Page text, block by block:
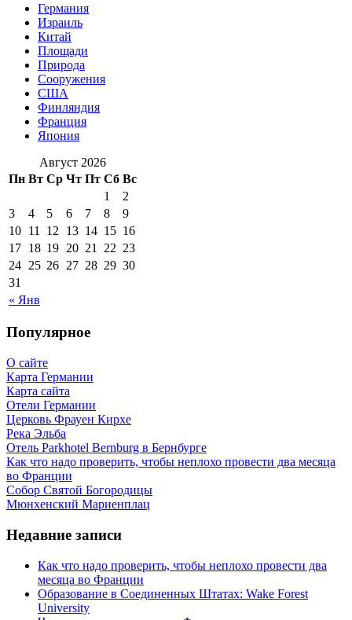
Германия
Израиль
Китай
Площади
Природа
Сооружения
США
Финляндия
Франция
Япония
Август 2026
Пн Вт Ср Чт Пт Сб Вс
« Янв
1
2
3
4 5 6 7 8
9
10 11 12 13 14 15 16
17 18 19 20 21 22 23
24 25 26 27 28 29 30
31
Популярное
О сайте
Карта Германии
Карта сайта
Отели Германии
Церковь Фрауен Кирхе
Река Эльба
Отель Parkhotel Bernburg в Бернбурге
Как что надо проверить, чтобы неплохо провести два месяца
во Франции
Собор Святой Богородицы
Мюнхенский Мариенплац
Недавние записи
Как что надо проверить, чтобы неплохо провести два
месяца во Франции
Образование в Соединенных Штатах: Wake Forest
University